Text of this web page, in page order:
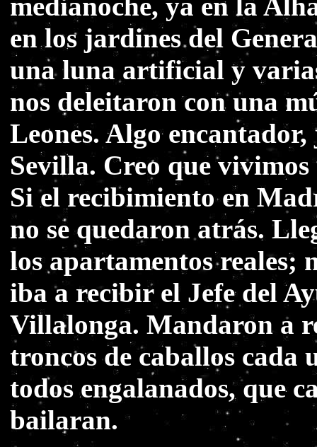
medianoche, ya en la
en los jardines del
una luna artificial y
nos deleitaron con una
Leones. Algo
Sevilla. Creo que
Si el recibimiento en
no se quedaron atrás.
los apartamentos reales;
iba a recibir el Jefe del
Villalonga. Mandaron a
troncos de caballos cada
todos engalanados, que
bailaran.